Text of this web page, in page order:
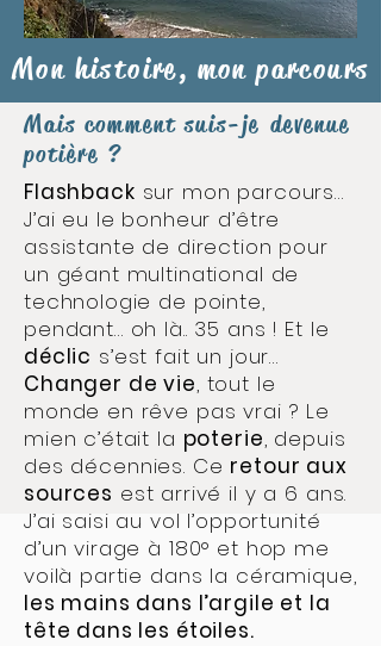
Mon histoire, mon parcours
Mais comment suis-je devenue
potière ?
Flashback sur mon parcours…
J’ai eu le bonheur d’être
assistante de direction pour
un géant multinational de
technologie de pointe,
pendant… oh là.. 35 ans ! Et le
déclic s’est fait un jour…
Changer de vie, tout le
monde en rêve pas vrai ? Le
mien c’était la poterie, depuis
des décennies. Ce retour aux
sources est arrivé il y a 6 ans.
J’ai saisi au vol l’opportunité
d’un virage à 180° et hop me
voilà partie dans la céramique,
les mains dans l’argile et la
tête dans les étoiles.